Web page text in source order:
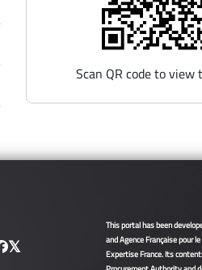
Scan QR code to
This portal has been
and Agence Française pour
Expertise France. Its